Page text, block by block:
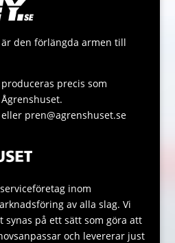
är den förlängda armen till
produceras precis som
Ågrenshuset.
pren@agrenshuset.se
inom
av alla slag. Vi
synas på ett sätt som göra att
och levererar just